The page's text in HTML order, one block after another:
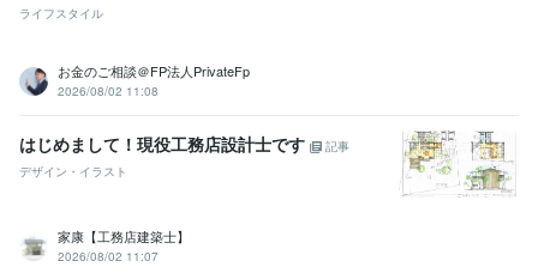
ライフスタイル
お金のご相談＠FP法人PrivateFp
2026/08/02 11:08
はじめまして！現役工務店設計士です
記事
デザイン・イラスト
家康【工務店建築士】
2026/08/02 11:07